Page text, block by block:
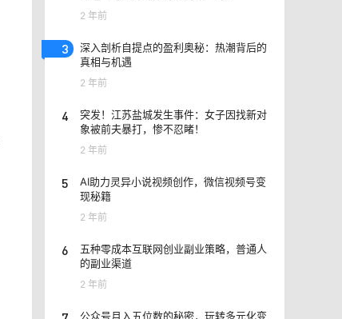
2 年前
3
深入剖析自提点的盈利奥秘：热潮背后的
真相与机遇
2 年前
4
突发！江苏盐城发生事件：女子因找新对
象被前夫暴打，惨不忍睹！
2 年前
5
AI助力灵异小说视频创作，微信视频号变
现秘籍
2 年前
6
五种零成本互联网创业副业策略，普通人
的副业渠道
2 年前
公众号月入五位数的秘密，玩转多元化变